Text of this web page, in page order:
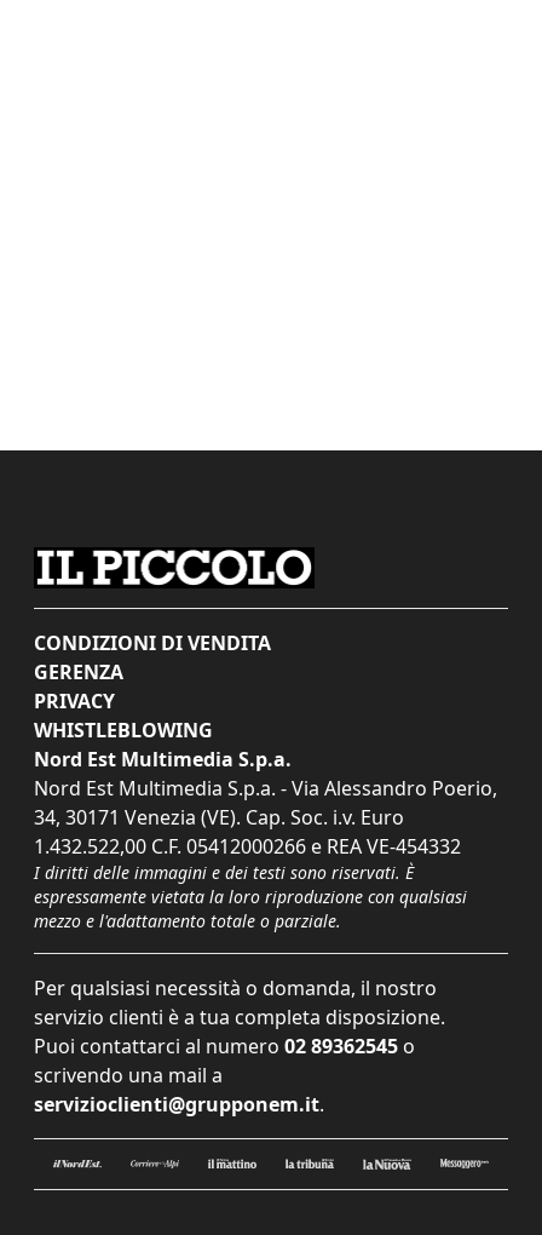
CONDIZIONI DI VENDITA
GERENZA
PRIVACY
WHISTLEBLOWING
Nord Est Multimedia S.p.a.
Nord Est Multimedia S.p.a. - Via Alessandro Poerio,
34, 30171 Venezia (VE). Cap. Soc. i.v. Euro
1.432.522,00 C.F. 05412000266 e REA VE-454332
I diritti delle immagini e dei testi sono riservati. È
espressamente vietata la loro riproduzione con qualsiasi
mezzo e l'adattamento totale o parziale.
Per qualsiasi necessità o domanda, il nostro
servizio clienti è a tua completa disposizione.
Puoi contattarci al numero 02 89362545 o
scrivendo una mail a
servizioclienti@grupponem.it.